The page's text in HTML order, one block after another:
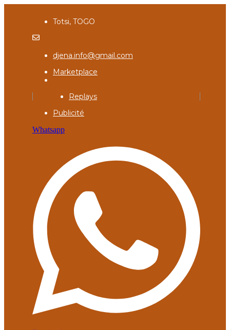
Totsi, TOGO
djena.info@gmail.com
Marketplace
Replays
Publicité
Whatsapp